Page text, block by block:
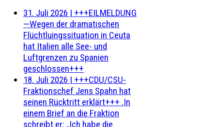
31. Juli 2026 | +++EILMELDUNG
—Wegen der dramatischen
Flüchtluingssituation in Ceuta
hat Italien alle See- und
Luftgrenzen zu Spanien
geschlossen+++
18. Juli 2026 | +++CDU/CSU-
Fraktionschef Jens Spahn hat
seinen Rücktritt erklärt+++ .In
einem Brief an die Fraktion
schreibt er: „Ich habe die